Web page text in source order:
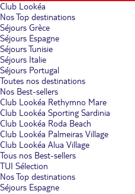
Club Lookéa
Nos Top destinations
Séjours Grèce
Séjours Espagne
Séjours Tunisie
Séjours Italie
Séjours Portugal
Toutes nos destinations
Nos Best-sellers
Club Lookéa Rethymno Mare
Club Lookéa Sporting Sardinia
Club Lookéa Roda Beach
Club Lookéa Palmeiras Village
Club Lookéa Alua Village
Tous nos Best-sellers
TUI Sélection
Nos Top destinations
Séjours Espagne